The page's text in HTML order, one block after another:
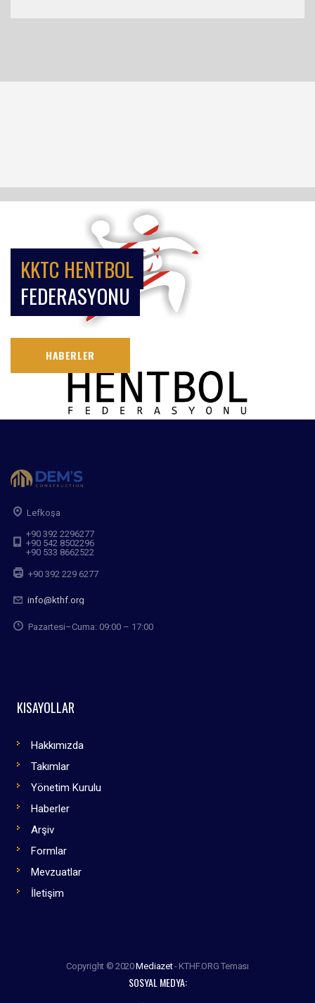
KKTC HENTBOL
FEDERASYONU
HABERLER
Lefkoşa
+90 392 2296277
+90 542 8502296
+90 533 8662522
+90 392 229 6277
info@kthf.org
Pazartesi–Cuma: 09:00 – 17:00
KISAYOLLAR
Hakkımızda
Takımlar
Yönetim Kurulu
Haberler
Arşiv
Formlar
Mevzuatlar
İletişim
Copyright © 2020Mediazet- KTHF.ORG Teması
SOSYAL MEDYA: